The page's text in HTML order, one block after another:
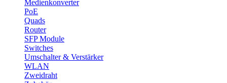
Medienkonverter
PoE
Quads
Router
SFP Module
Switches
Umschalter & Verstärker
WLAN
Zweidraht